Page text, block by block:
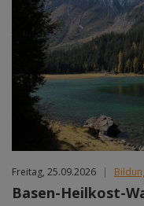
Freitag, 25.09.2026 |
Basen-Heilkost-